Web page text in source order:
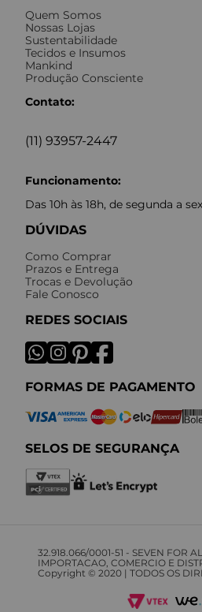
Quem Somos
Nossas Lojas
Sustentabilidade
Tecidos e Insumos
Mankind
Produção Consciente
Contato:
(11) 93957-2447
Funcionamento:
Das 10h às 18h, de segunda a
DÚVIDAS
Como Comprar
Prazos e Entrega
Trocas e Devolução
Fale Conosco
REDES SOCIAIS
FORMAS DE PAGAMENTO
SELOS DE SEGURANÇA
32.918.066/0001-51 - SEVEN FOR
IMPORTACAO, COMERCIO E
Copyright © 2020 | TODOS OS